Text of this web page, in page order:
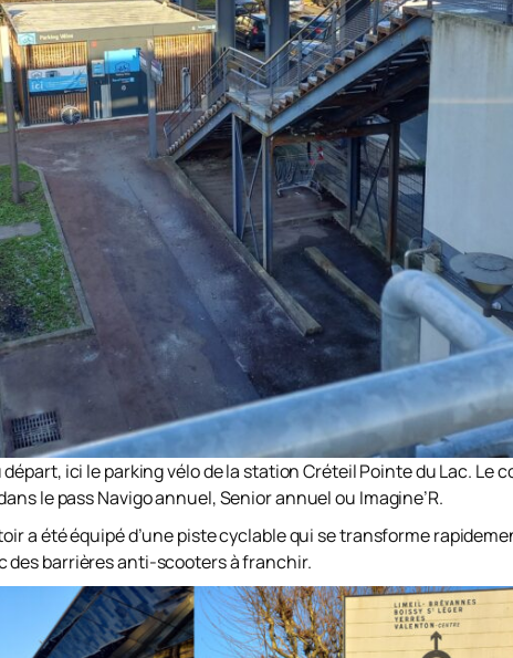
ici le parking vélo de la station Créteil Pointe du Lac. Le
le pass Navigo annuel, Senior annuel ou Imagine’R.
a été équipé d’une piste cyclable qui se transforme
barrières anti-scooters à franchir.